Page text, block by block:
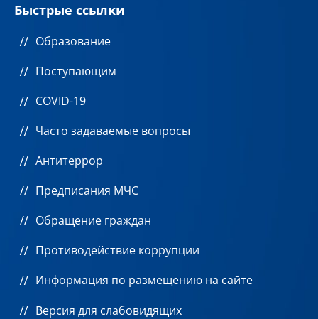
Быстрые ссылки
Образование
Поступающим
COVID-19
Часто задаваемые вопросы
Антитеррор
Предписания МЧС
Обращение граждан
Противодействие коррупции
Информация по размещению на сайте
Версия для слабовидящих